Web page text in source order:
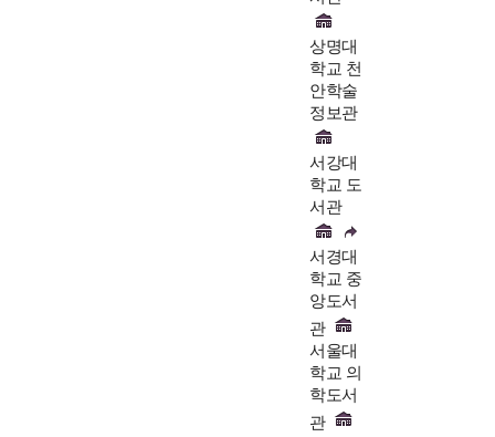
상명대
학교 천
안학술
정보관
서강대
학교 도
서관
서경대
학교 중
앙도서
관
서울대
학교 의
학도서
관